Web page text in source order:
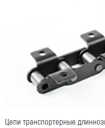
Цепи транспортерные